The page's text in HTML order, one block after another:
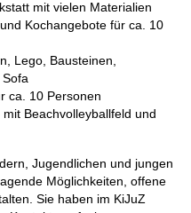
mit vielen Materialien
Kochangebote für ca. 10
Lego, Bausteinen,
Sofa
ca. 10 Personen
Beachvolleyballfeld und
Jugendlichen und jungen
Möglichkeiten, offene
Sie haben im KiJuZ